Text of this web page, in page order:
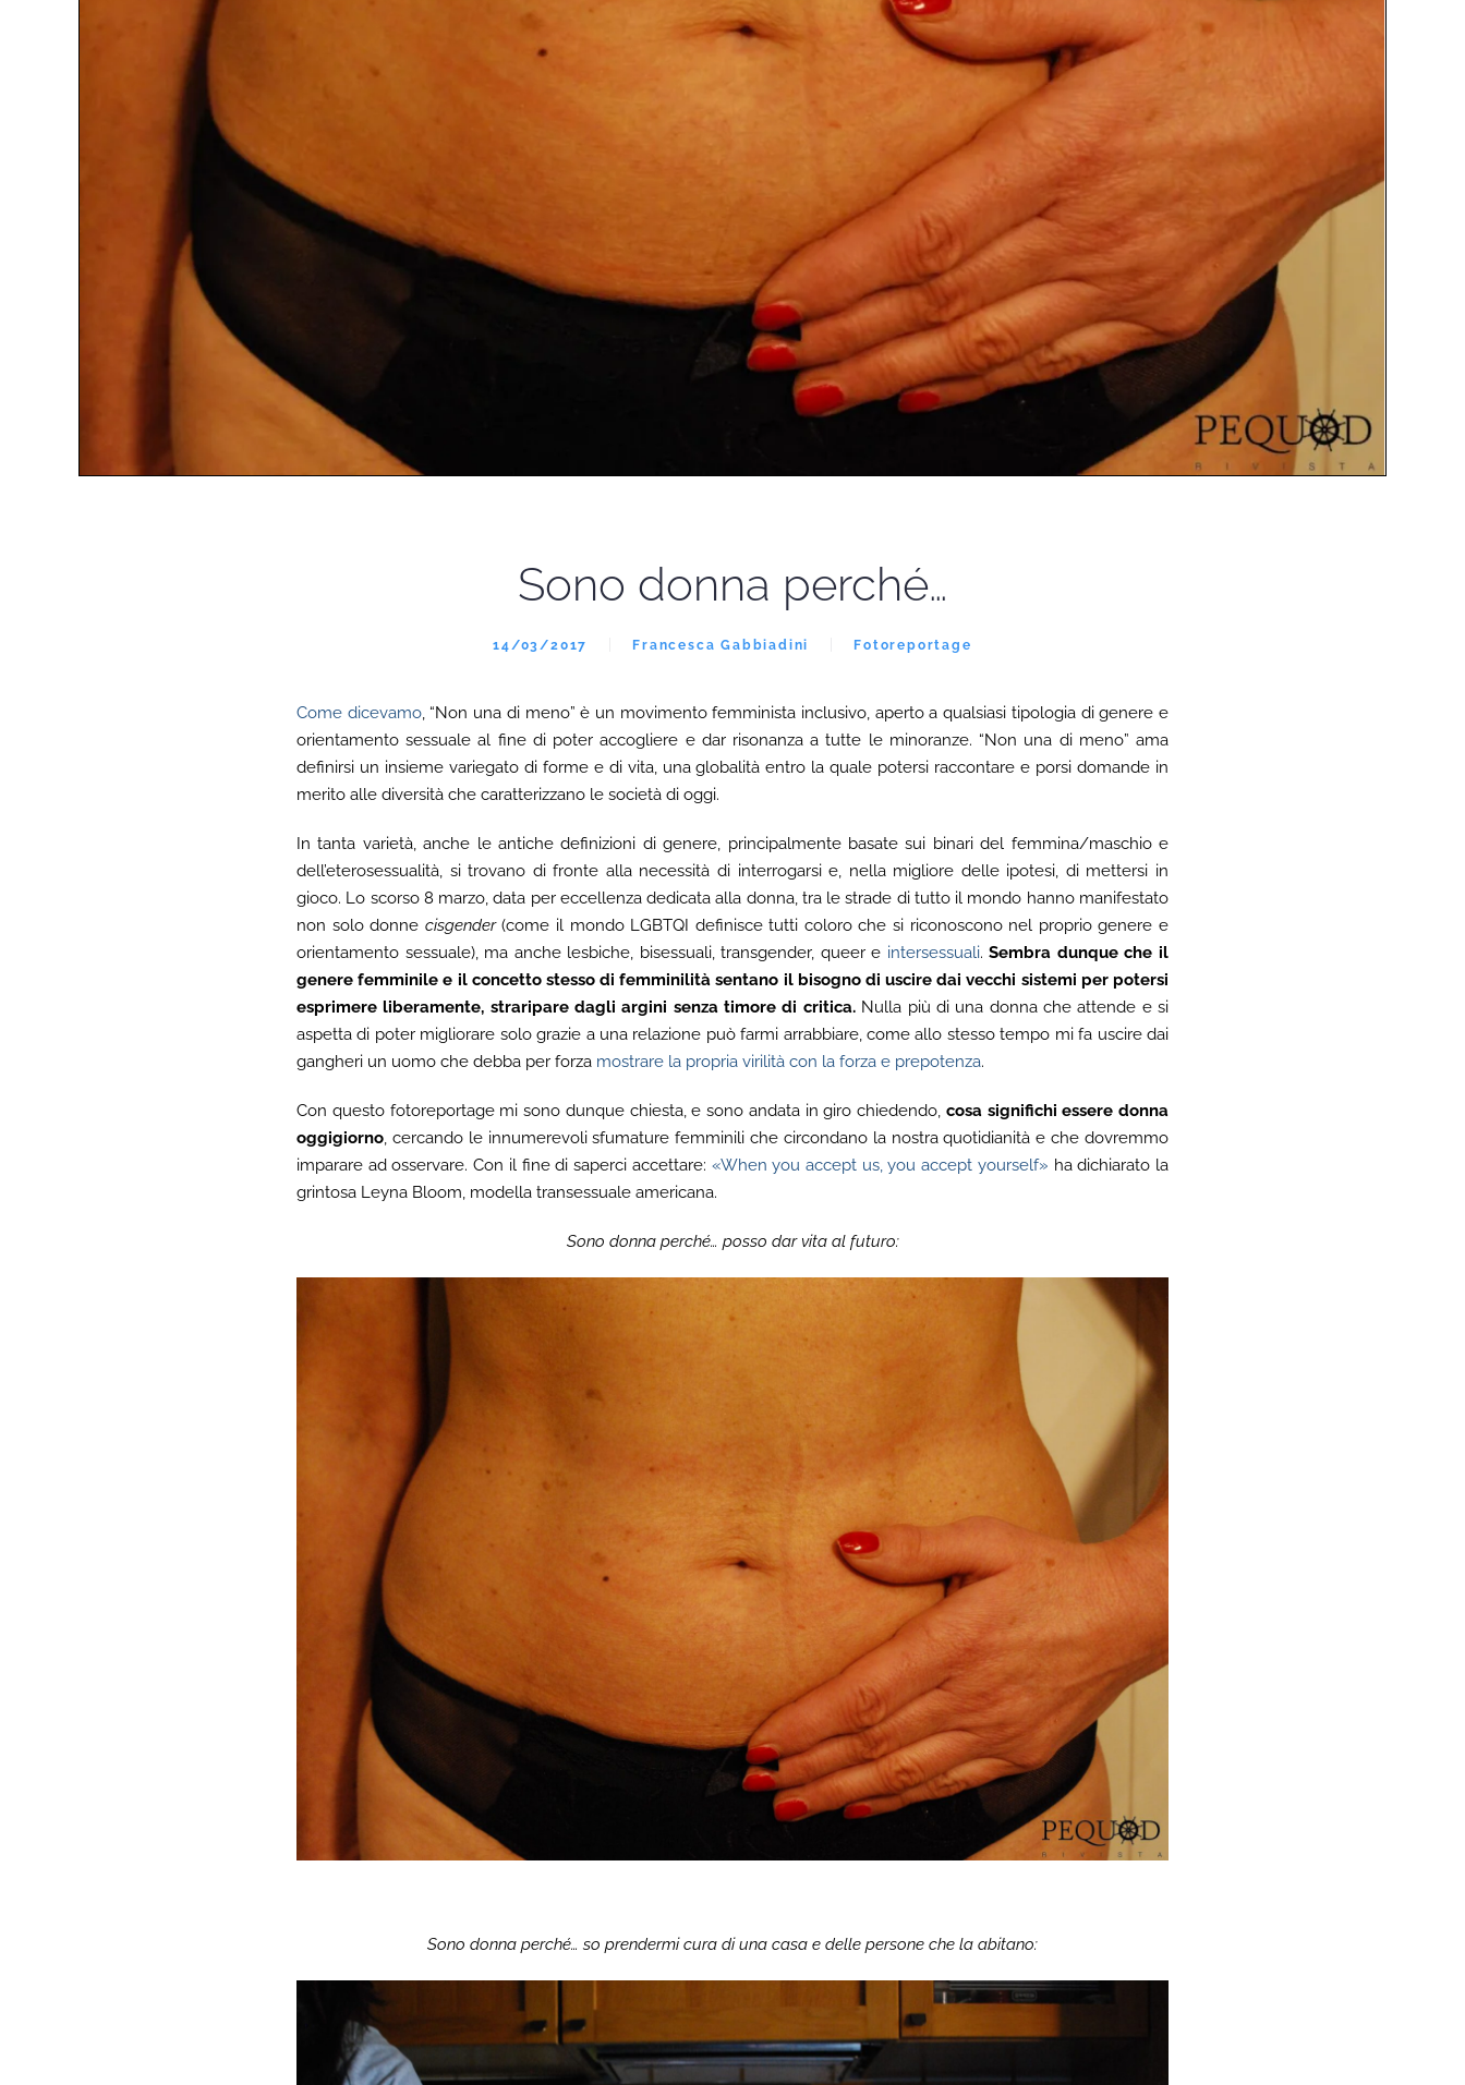
Sono donna perché…
14/03/2017 Francesca Gabbiadini Fotoreportage
Come dicevamo, “Non una di meno” è un movimento femminista inclusivo, aperto a qualsiasi tipologia di genere e
orientamento sessuale al fine di poter accogliere e dar risonanza a tutte le minoranze. “Non una di meno” ama
definirsi un insieme variegato di forme e di vita, una globalità entro la quale potersi raccontare e porsi domande in
merito alle diversità che caratterizzano le società di oggi.
In tanta varietà, anche le antiche definizioni di genere, principalmente basate sui binari del femmina/maschio e
dell’eterosessualità, si trovano di fronte alla necessità di interrogarsi e, nella migliore delle ipotesi, di mettersi in
gioco. Lo scorso 8 marzo, data per eccellenza dedicata alla donna, tra le strade di tutto il mondo hanno manifestato
non solo donne cisgender(come il mondo LGBTQI definisce tutti coloro che si riconoscono nel proprio genere e
orientamento sessuale), ma anche lesbiche, bisessuali, transgender, queer e intersessuali.Sembra dunque che il
genere femminile e il concetto stesso di femminilità sentano il bisogno di uscire dai vecchi sistemi per potersi
esprimere liberamente, straripare dagli argini senza timore di critica.Nulla più di una donna che attende e si
aspetta di poter migliorare solo grazie a una relazione può farmi arrabbiare, come allo stesso tempo mi fa uscire dai
gangheri un uomo che debba per forza mostrare la propria virilità con la forza e prepotenza.
Con questo fotoreportage mi sono dunque chiesta, e sono andata in giro chiedendo, cosa significhi essere donna
oggigiorno , cercando le innumerevoli sfumature femminili che circondano la nostra quotidianità e che dovremmo
imparare ad osservare. Con il fine di saperci accettare: «When you accept us, you accept yourself» ha dichiarato la
grintosa Leyna Bloom, modella transessuale americana.
Sono donna perché… posso dar vita al futuro:
Sono donna perché… so prendermi cura di una casa e delle persone che la abitano: